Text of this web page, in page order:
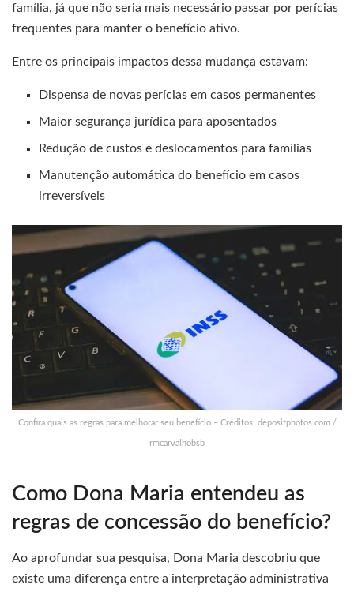
família, já que não seria mais necessário passar por perícias
frequentes para manter o benefício ativo.
Entre os principais impactos dessa mudança estavam:
Dispensa de novas perícias em casos permanentes
Maior segurança jurídica para aposentados
Redução de custos e deslocamentos para famílias
Manutenção automática do benefício em casos
irreversíveis
Confira quais as regras para melhorar seu benefício – Créditos: depositphotos.com /
rmcarvalhobsb
Como Dona Maria entendeu as
regras de concessão do benefício?
Ao aprofundar sua pesquisa, Dona Maria descobriu que
existe uma diferença entre a interpretação administrativa